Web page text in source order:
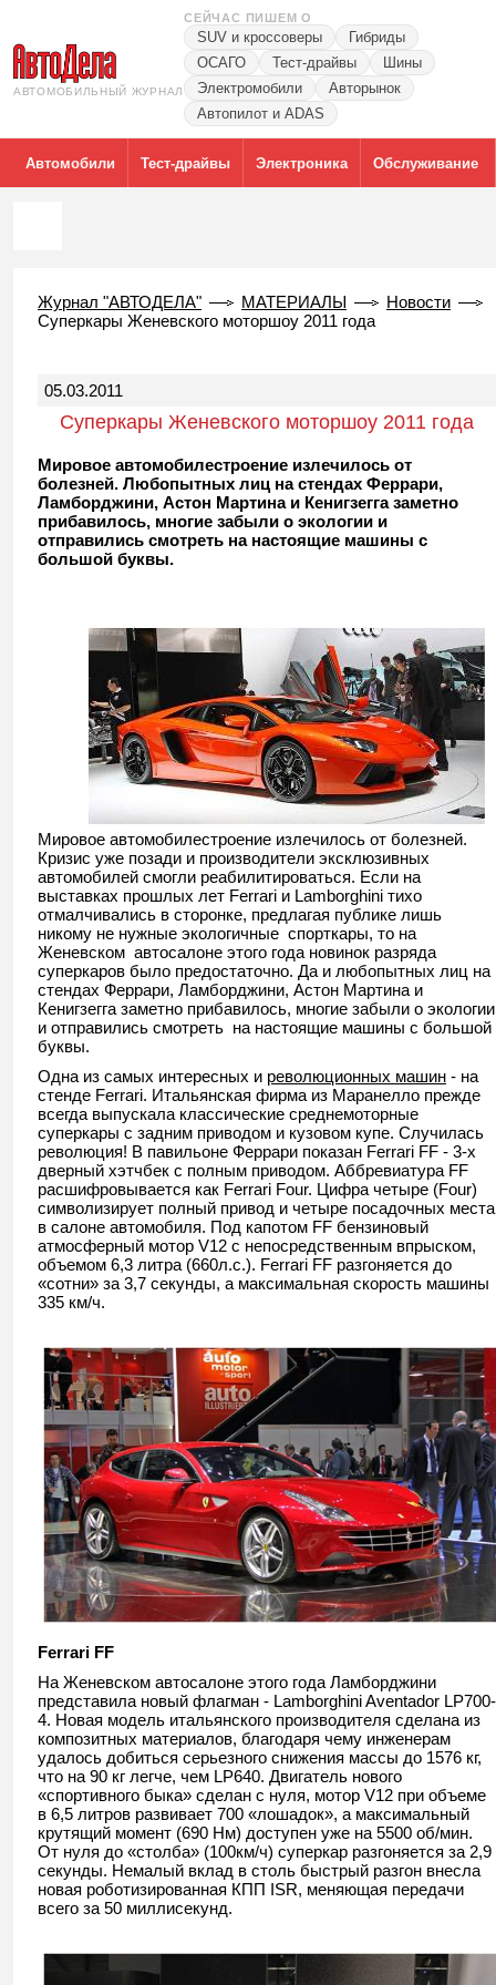
АВТОМОБИЛЬНЫЙ ЖУРНАЛ
СЕЙЧАС ПИШЕМ О
SUV и кроссоверы
Гибриды
ОСАГО
Тест-драйвы
Шины
Электромобили
Авторынок
Автопилот и ADAS
Автомобили Тест-драйвы Электроника Обслуживание
Журнал "АВТОДЕЛА" МАТЕРИАЛЫ
Новости
Суперкары Женевского моторшоу 2011 года
05.03.2011
Суперкары Женевского моторшоу 2011 года
Мировое автомобилестроение излечилось от
болезней. Любопытных лиц на стендах Феррари,
Ламборджини, Астон Мартина и Кенигзегга заметно
прибавилось, многие забыли о экологии и
отправились смотреть на настоящие машины с
большой буквы.
Мировое автомобилестроение излечилось от болезней.
Кризис уже позади и производители эксклюзивных
автомобилей смогли реабилитироваться. Если на
выставках прошлых лет Ferrari и Lamborghini тихо
отмалчивались в сторонке, предлагая публике лишь
никому не нужные экологичные спорткары, то на
Женевском автосалоне этого года новинок разряда
суперкаров было предостаточно. Да и любопытных лиц на
стендах Феррари, Ламборджини, Астон Мартина и
Кенигзегга заметно прибавилось, многие забыли о экологии
и отправились смотреть на настоящие машины с большой
буквы.
Одна из самых интересных и революционных машин - на
стенде Ferrari. Итальянская фирма из Маранелло прежде
всегда выпускала классические среднемоторные
суперкары с задним приводом и кузовом купе. Случилась
революция! В павильоне Феррари показан Ferrari FF - 3-х
дверный хэтчбек с полным приводом. Аббревиатура FF
расшифровывается как Ferrari Four. Цифра четыре (Four)
символизирует полный привод и четыре посадочных места
в салоне автомобиля. Под капотом FF бензиновый
атмосферный мотор V12 с непосредственным впрыском,
объемом 6,3 литра (660л.с.). Ferrari FF разгоняется до
«сотни» за 3,7 секунды, а максимальная скорость машины
335 км/ч.
Ferrari FF
На Женевском автосалоне этого года Ламборджини
представила новый флагман - Lamborghini Aventador LP700-
4. Новая модель итальянского производителя сделана из
композитных материалов, благодаря чему инженерам
удалось добиться серьезного снижения массы до 1576 кг,
что на 90 кг легче, чем LP640. Двигатель нового
«спортивного быка» сделан с нуля, мотор V12 при объеме
в 6,5 литров развивает 700 «лошадок», а максимальный
крутящий момент (690 Нм) доступен уже на 5500 об/мин.
От нуля до «столба» (100км/ч) суперкар разгоняется за 2,9
секунды. Немалый вклад в столь быстрый разгон внесла
новая роботизированная КПП ISR, меняющая передачи
всего за 50 миллисекунд.